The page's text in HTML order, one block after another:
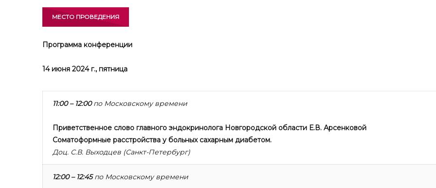
МЕСТО ПРОВЕДЕНИЯ
Программа конференции
14 июня 2024 г., пятница
11:00 – 12:00по Московскому времени
Приветственное слово главного эндокринолога Новгородской области Е.В. Арсенковой
Соматоформные расстройства у больных сахарным диабетом.
Доц. С.В. Выходцев (Санкт-Петербург)
12:00 – 12:45по Московскому времени